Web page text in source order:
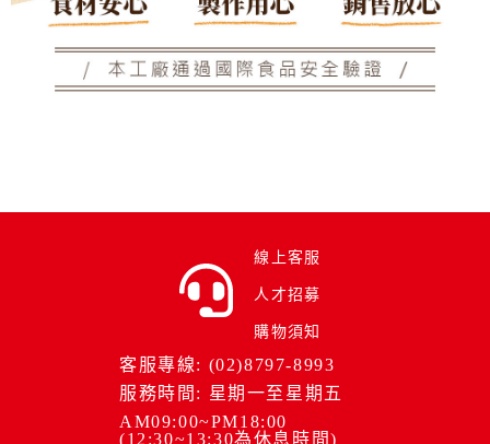
線上客服
人才招募
購物須知
客服專線: (02)8797-8993
服務時間: 星期一至星期五
AM09:00~PM18:00
(12:30~13:30為休息時間)